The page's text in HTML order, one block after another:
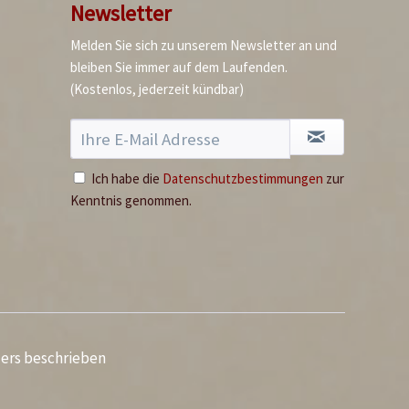
Sugo al Tonno -
Tomatensauce mit
Thunfisch
6,69 € *
Ausverkauft
Newsletter
Melden Sie sich zu unserem Newsletter an und
bleiben Sie immer auf dem Laufenden.
(Kostenlos, jederzeit kündbar)
Ich habe die Datenschutzbestimmungen zur
Kenntnis genommen.
beschrieben